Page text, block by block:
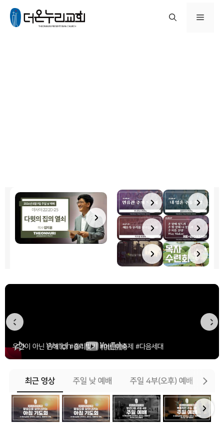
우연이 아닌 은혜 🙌 #홀리빛키 #어린이축제 #다음세대
최근 영상 주일 낮 예배 주일 4부(오후) 예배